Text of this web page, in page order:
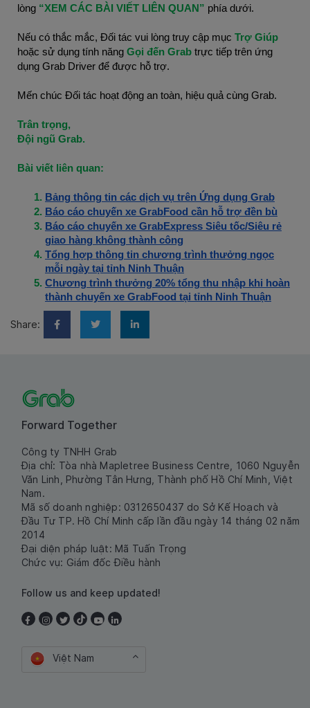
lòng “XEM CÁC BÀI VIẾT LIÊN QUAN” phía dưới.
Nếu có thắc mắc, Đối tác vui lòng truy cập mục Trợ Giúp
hoặc sử dụng tính năng Gọi đến Grab trực tiếp trên ứng
dụng Grab Driver để được hỗ trợ.
Mến chúc Đối tác hoạt động an toàn, hiệu quả cùng Grab.
Trân trọng,
Đội ngũ Grab.
Bài viết liên quan:
Bảng thông tin các dịch vụ trên Ứng dụng Grab
Báo cáo chuyến xe GrabFood cần hỗ trợ đền bù
Báo cáo chuyến xe GrabExpress Siêu tốc/Siêu rẻ
giao hàng không thành công
Tổng hợp thông tin chương trình thưởng ngọc
mỗi ngày tại tỉnh Ninh Thuận
Chương trình thưởng 20% tổng thu nhập khi hoàn
thành chuyến xe GrabFood tại tỉnh Ninh Thuận
Share:
Forward Together
Công ty TNHH Grab
Địa chỉ: Tòa nhà Mapletree Business Centre, 1060 Nguyễn
Văn Linh, Phường Tân Hưng, Thành phố Hồ Chí Minh, Việt
Nam.
Mã số doanh nghiệp: 0312650437 do Sở Kế Hoạch và
Đầu Tư TP. Hồ Chí Minh cấp lần đầu ngày 14 tháng 02 năm
2014
Đại diện pháp luật: Mã Tuấn Trọng
Chức vụ: Giám đốc Điều hành
Follow us and keep updated!
Việt Nam